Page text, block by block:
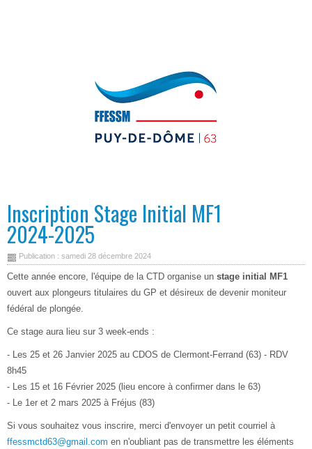
Inscription Stage Initial MF1
2024-2025
Publication : samedi 28 décembre 2024
Cette année encore, l'équipe de la CTD organise un stage initial MF1
ouvert aux plongeurs titulaires du GP et désireux de devenir moniteur
fédéral de plongée.
Ce stage aura lieu sur 3 week-ends :
- Les 25 et 26 Janvier 2025 au CDOS de Clermont-Ferrand (63) - RDV
8h45
- Les 15 et 16 Février 2025 (lieu encore à confirmer dans le 63)
- Le 1er et 2 mars 2025 à Fréjus (83)
Si vous souhaitez vous inscrire, merci d'envoyer un petit courriel à
ffessmctd63@gmail.com en n'oubliant pas de transmettre les éléments